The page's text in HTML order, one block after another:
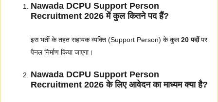
Nawada DCPU Support Person
Recruitment 2026 में कुल कितने पद हैं?
इस भर्ती के तहत सहायक व्यक्ति (Support Person) के कुल20 पदोंपर
पैनल निर्माण किया जाएगा।
Nawada DCPU Support Person
Recruitment 2026 के लिए आवेदन का माध्यम क्या है?